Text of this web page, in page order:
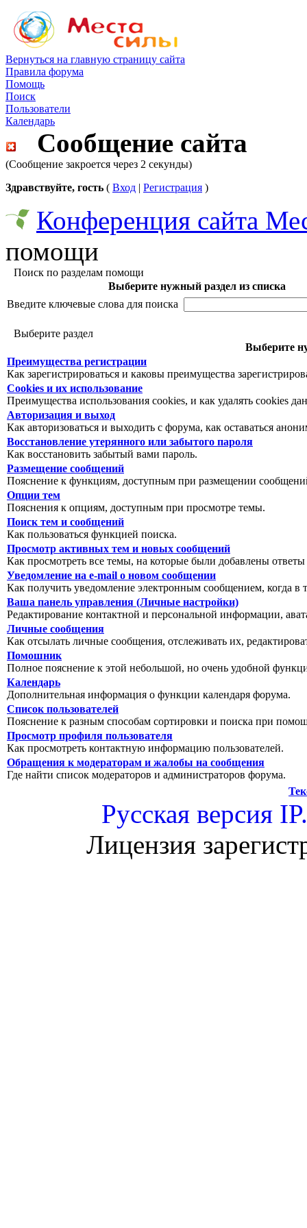
Вернуться на главную страницу сайта
Правила форума
Помощь
Поиск
Пользователи
Календарь
Сообщение сайта
(Сообщение закроется через 2 секунды)
Здравствуйте, гость ( Вход | Регистрация )
Конференция сайта
помощи
Поиск по разделам помощи
Выберите нужный раздел из списка
Введите ключевые слова для поиска
Выберите раздел
Выберите
Преимущества регистрации
Как зарегистрироваться и каковы преимущества
Cookies и их использование
Преимущества использования cookies, и как удалять cookies
Авторизация и выход
Как авторизоваться и выходить с форума, как оставаться
Восстановление утерянного или забытого пароля
Как восстановить забытый вами пароль.
Размещение сообщений
Пояснение к функциям, доступным при размещении
Опции тем
Пояснения к опциям, доступным при просмотре темы.
Поиск тем и сообщений
Как пользоваться функцией поиска.
Просмотр активных тем и новых сообщений
Как просмотреть все темы, на которые были добавлены
Уведомление на е-mail о новом сообщении
Как получить уведомление электронным сообщением, когда в
Ваша панель управления (Личные настройки)
Редактирование контактной и персональной информации,
Личные сообщения
Как отсылать личные сообщения, отслеживать их,
Помошник
Полное пояснение к этой небольшой, но очень удобной
Календарь
Дополнительная информация о функции календаря форума.
Список пользователей
Пояснение к разным способам сортировки и поиска при
Просмотр профиля пользователя
Как просмотреть контактную информацию пользователей.
Обращения к модераторам и жалобы на сообщения
Где найти список модераторов и администраторов форума.
Русская версия
Лицензия